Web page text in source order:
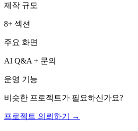
제작 규모
8+ 섹션
주요 화면
AI Q&A + 문의
운영 기능
비슷한 프로젝트가 필요하신가요?
프로젝트 의뢰하기 →